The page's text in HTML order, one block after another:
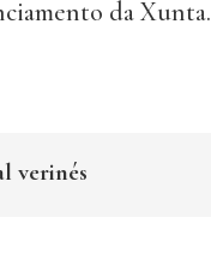
da Xunta.
verinés